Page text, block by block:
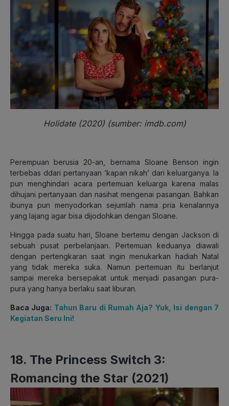
Holidate (2020) (sumber: imdb.com)
Perempuan berusia 20-an, bernama Sloane Benson ingin
terbebas ddari pertanyaan ‘kapan nikah’ dari keluarganya. Ia
pun menghindari acara pertemuan keluarga karena malas
dihujani pertanyaan dan nasihat mengenai pasangan. Bahkan
ibunya pun menyodorkan sejumlah nama pria kenalannya
yang lajang agar bisa dijodohkan dengan Sloane.
Hingga pada suatu hari, Sloane bertemu dengan Jackson di
sebuah pusat perbelanjaan. Pertemuan keduanya diawali
dengan pertengkaran saat ingin menukarkan hadiah Natal
yang tidak mereka suka. Namun pertemuan itu berlanjut
sampai mereka bersepakat untuk menjadi pasangan pura-
pura yang hanya berlaku saat liburan.
Baca Juga: Tahun Baru di Rumah Aja? Yuk, Isi dengan 7
Kegiatan Seru Ini!
18. The Princess Switch 3:
Romancing the Star (2021)